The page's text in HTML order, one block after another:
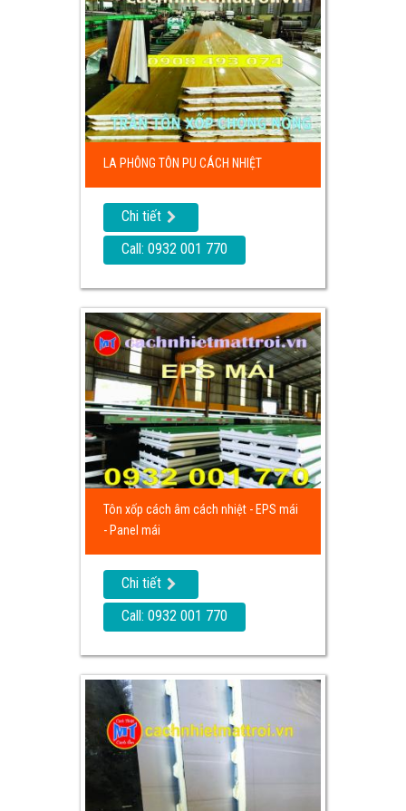
LA PHÔNG TÔN PU CÁCH NHIỆT
Chi tiết
Call: 0932 001 770
Tôn xốp cách âm cách nhiệt - EPS mái
- Panel mái
Chi tiết
Call: 0932 001 770